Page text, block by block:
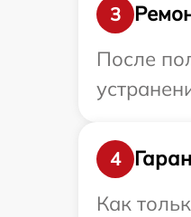
3
После
4
Как